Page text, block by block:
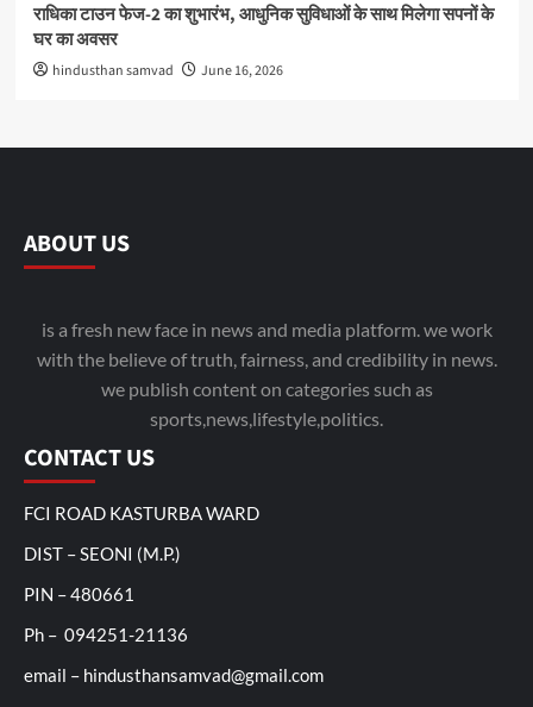
राधिका टाउन फेज-2 का शुभारंभ, आधुनिक सुविधाओं के साथ मिलेगा सपनों के
घर का अवसर
hindusthan samvad June 16, 2026
ABOUT US
is a fresh new face in news and media platform. we work
with the believe of truth, fairness, and credibility in news.
we publish content on categories such as
sports,news,lifestyle,politics.
CONTACT US
FCI ROAD KASTURBA WARD
DIST – SEONI (M.P.)
PIN – 480661
Ph – 094251-21136
email – hindusthansamvad@gmail.com